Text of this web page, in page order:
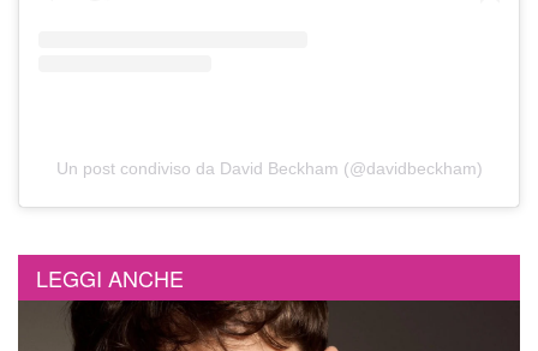
Un post condiviso da David Beckham (@davidbeckham)
LEGGI ANCHE